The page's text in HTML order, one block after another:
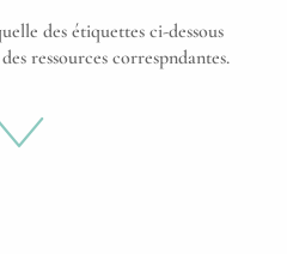
des étiquettes ci-dessous
ressources correspndantes.